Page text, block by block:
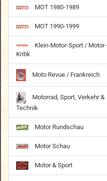
MOT 1980-1989
MOT 1990-1999
Klein-Motor-Sport / Motor-
Kritik
Moto Revue / Frankreich
Motorrad, Sport, Verkehr &
Technik
Motor Rundschau
Motor Schau
Motor & Sport